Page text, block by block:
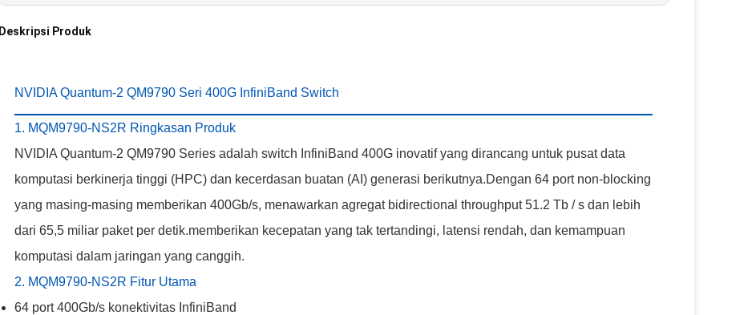
Deskripsi Produk
NVIDIA Quantum-2 QM9790 Seri 400G InfiniBand Switch
1. MQM9790-NS2R Ringkasan Produk
NVIDIA Quantum-2 QM9790 Series adalah switch InfiniBand 400G inovatif yang dirancang untuk pusat data
komputasi berkinerja tinggi (HPC) dan kecerdasan buatan (AI) generasi berikutnya.Dengan 64 port non-blocking
yang masing-masing memberikan 400Gb/s, menawarkan agregat bidirectional throughput 51.2 Tb / s dan lebih
dari 65,5 miliar paket per detik.memberikan kecepatan yang tak tertandingi, latensi rendah, dan kemampuan
komputasi dalam jaringan yang canggih.
2. MQM9790-NS2R Fitur Utama
64 port 400Gb/s konektivitas InfiniBand